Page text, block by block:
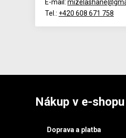
E-mail:
Tel.: +420 608 671 758
Nákup v e-shopu
Doprava a platba